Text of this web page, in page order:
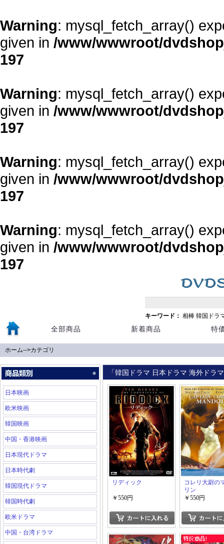
Warning: mysql_fetch_array()
given in /www/wwwroot/
197
Warning: mysql_fetch_array()
given in /www/wwwroot/
197
Warning: mysql_fetch_array()
given in /www/wwwroot/
197
Warning: mysql_fetch_array()
given in /www/wwwroot/
197
キーワード： 相棒 韓国ドラ
全部商品 新着商品 特
ホーム-->カテゴリ
日本映画
欧米映画
韓国映画
中国・香港映画
日本現代ドラマ
日本時代劇
韓国現代ドラマ
韓国時代劇
欧米ドラマ
中国・台湾ドラマ
「韓国ドラマ 日本ドラマ 海外ドラ
リディック
￥550円
コレリ大尉の
リン
￥550円